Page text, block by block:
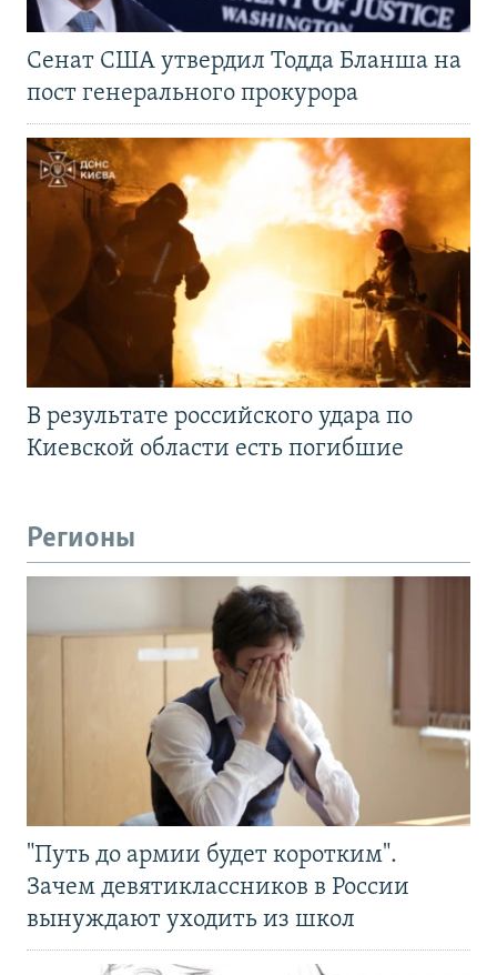
Сенат США утвердил Тодда Бланша на
пост генерального прокурора
В результате российского удара по
Киевской области есть погибшие
Регионы
"Путь до армии будет коротким".
Зачем девятиклассников в России
вынуждают уходить из школ